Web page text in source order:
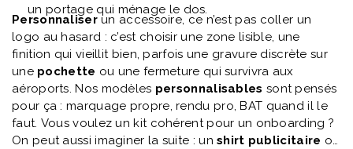
un portage qui ménage le dos.
Personnaliserun accessoire, ce n’est pas coller un
logo au hasard : c’est choisir une zone lisible, une
finition qui vieillit bien, parfois une gravure discrète sur
une pochette ou une fermeture qui survivra aux
aéroports. Nos modèles personnalisables sont pensés
pour ça : marquage propre, rendu pro, BAT quand il le
faut. Vous voulez un kit cohérent pour un onboarding ?
On peut aussi imaginer la suite : unshirt publicitaire ou